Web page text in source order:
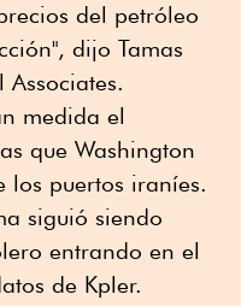
del petróleo
dijo Tamas
medida el
que Washington
⁠los puertos iraníes.
⁠siguió siendo
⁠entrando en el
de Kpler.